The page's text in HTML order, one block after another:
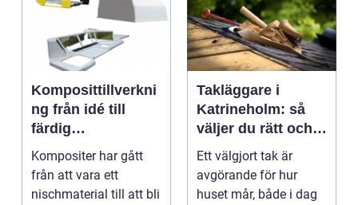
Komposittillverkni
ng från idé till
färdig
högpresterande
produkt
Kompositer har gått
från att vara ett
nischmaterial till att bli
Takläggare i
Katrineholm: så
väljer du rätt och
får ett tak som
håller
Ett välgjort tak är
avgörande för hur
huset mår, både i dag